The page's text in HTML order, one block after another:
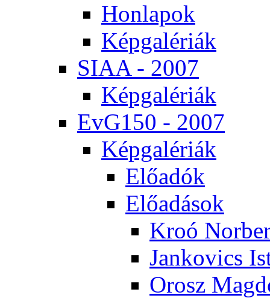
Hon­la­pok
Kép­ga­lé­ri­ák
SI­AA - 2007
Kép­ga­lé­ri­ák
EvG150 - 2007
Kép­ga­lé­ri­ák
Elő­adók
Elő­adá­sok
Kroó
Jan­ko­vics
Orosz